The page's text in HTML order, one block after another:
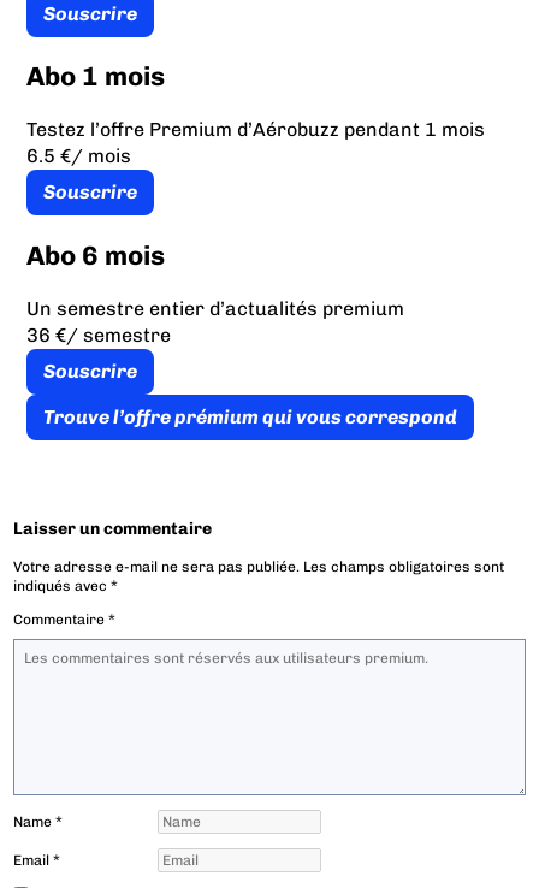
Souscrire
Abo 1 mois
Testez l’offre Premium d’Aérobuzz pendant 1 mois
6.5 €/ mois
Souscrire
Abo 6 mois
Un semestre entier d’actualités premium
36 €/ semestre
Souscrire
Trouve l’offre prémium qui vous correspond
Laisser un commentaire
Votre adresse e-mail ne sera pas publiée. Les champs obligatoires sont
indiqués avec*
Commentaire*
Name*
Email*